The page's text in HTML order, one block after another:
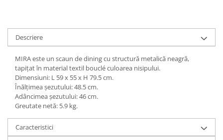
Descriere
MIRA este un scaun de dining cu structură metalică neagră,
tapițat în material textil bouclé culoarea nisipului.
Dimensiuni: L 59 x 55 x H 79.5 cm.
Înălțimea șezutului: 48.5 cm.
Adâncimea șezutului: 46 cm.
Greutate netă: 5.9 kg.
Caracteristici